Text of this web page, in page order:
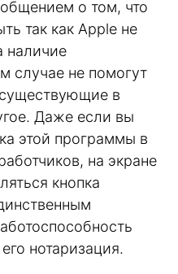
о том, что
так как Apple не
наличие
случае не помогут
в
Даже если вы
этой программы в
на экране
кнопка
нотаризация.